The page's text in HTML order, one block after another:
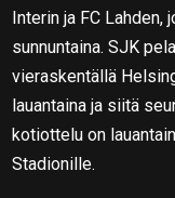
Interin ja FC Lahden,
sunnuntaina. SJK
vieraskentällä
lauantaina ja siitä
kotiottelu on
Stadionille.